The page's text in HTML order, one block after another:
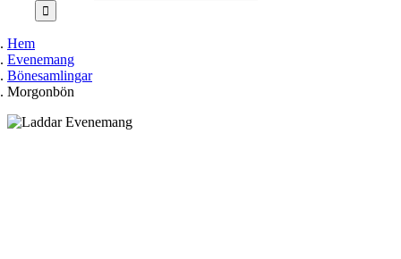
Hem
Evenemang
Bönesamlingar
Morgonbön